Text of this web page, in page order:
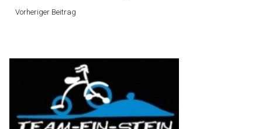
Beitrag
Vorheriger Beitrag